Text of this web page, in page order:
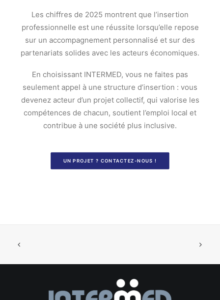
Les chiffres de 2025 montrent que l’insertion
professionnelle est une réussite lorsqu’elle repose
sur un accompagnement personnalisé et sur des
partenariats solides avec les acteurs économiques.
En choisissant INTERMED, vous ne faites pas
seulement appel à une structure d’insertion : vous
devenez acteur d’un projet collectif, qui valorise les
compétences de chacun, soutient l’emploi local et
contribue à une société plus inclusive.
UN PROJET ? CONTACTEZ-NOUS !